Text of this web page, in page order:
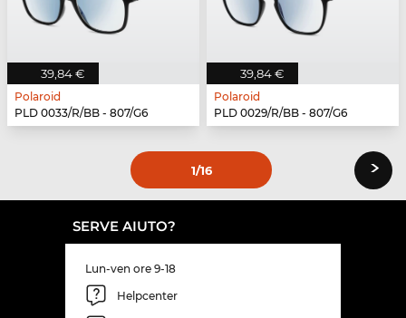
39,84 €
Polaroid
PLD 0033/R/BB - 807/G6
39,84 €
Polaroid
PLD 0029/R/BB - 807/G6
1/16 ›
SERVE AIUTO?
Lun-ven ore 9-18
Helpcenter